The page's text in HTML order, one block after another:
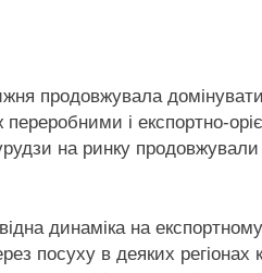
продовжувала домінувати
переробними і експортно-
на ринку
динаміка на
посуху в деяких регіонах